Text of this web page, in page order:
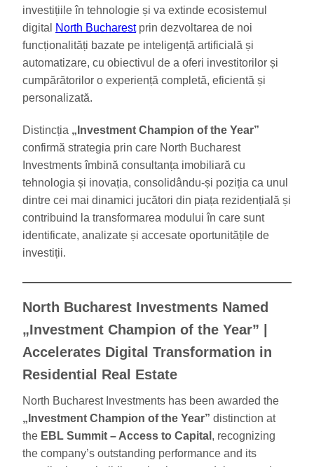
investițiile în tehnologie și va extinde ecosistemul
digital
North Bucharestprin dezvoltarea de noi
funcționalități bazate pe inteligență artificială și
automatizare, cu obiectivul de a oferi investitorilor și
cumpărătorilor o experiență completă, eficientă și
personalizată.
Distincția „Investment Champion of the Year”
confirmă strategia prin care North Bucharest
Investments îmbină consultanța imobiliară cu
tehnologia și inovația, consolidându-și poziția ca unul
dintre cei mai dinamici jucători din piața rezidențială și
contribuind la transformarea modului în care sunt
identificate, analizate și accesate oportunitățile de
investiții.
North Bucharest Investments Named
„Investment Champion of the Year” |
Accelerates Digital Transformation in
Residential Real Estate
North Bucharest Investments has been awarded the
„Investment Champion of the Year” distinction at
the EBL Summit – Access to Capital , recognizing
the company’s outstanding performance and its